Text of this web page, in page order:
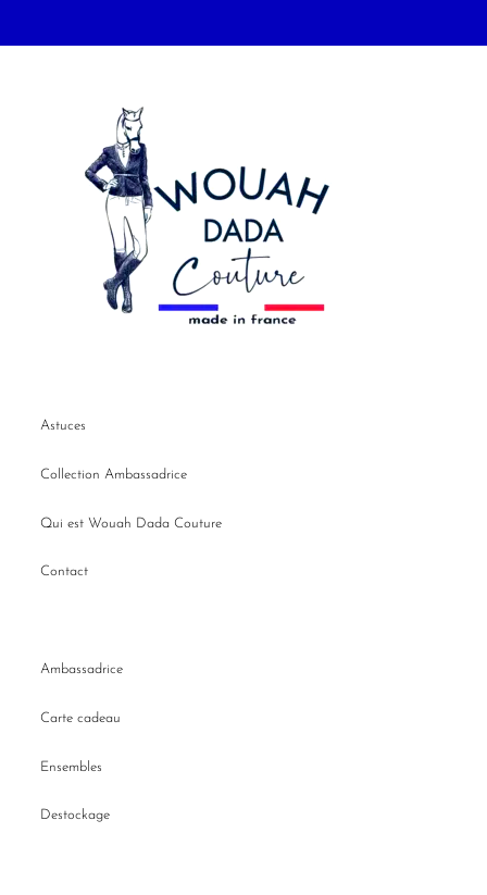
Astuces
Collection Ambassadrice
Qui est Wouah Dada Couture
Contact
Ambassadrice
Carte cadeau
Ensembles
Destockage